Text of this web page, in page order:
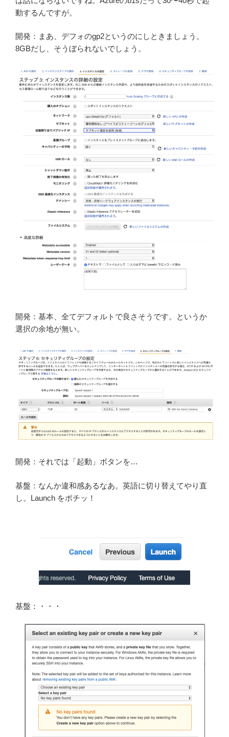
動するんですが。
開発：まあ、デフォのgp2というのにしときましょう。
8GBだし、そうぼられないでしょう。
開発：基本、全てデフォルトで良さそうです。というか
選択の余地が無い。
開発：それでは「起動」ボタンを…
基盤：なんか違和感あるなあ。英語に切り替えてやり直
し。Launch をポチッ！
基盤：・・・